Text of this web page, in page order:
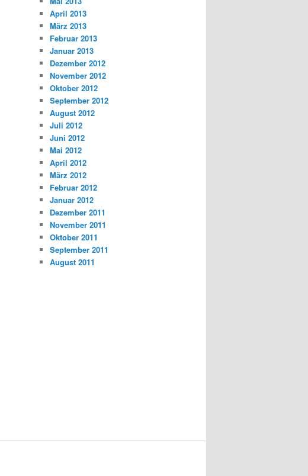
April 2013
März 2013
Februar 2013
Januar 2013
Dezember 2012
November 2012
Oktober 2012
September 2012
August 2012
Juli 2012
Juni 2012
Mai 2012
April 2012
März 2012
Februar 2012
Januar 2012
Dezember 2011
November 2011
Oktober 2011
September 2011
August 2011